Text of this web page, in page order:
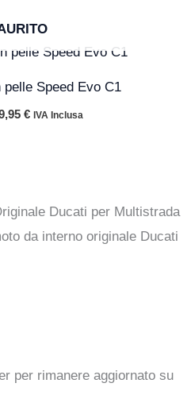
pelle Speed Evo C1
€.
€
Il
prezzo
è:
89,95 €.
IVA Inclusa
Ducati per Multistrada
da interno originale Ducati
per rimanere aggiornato su